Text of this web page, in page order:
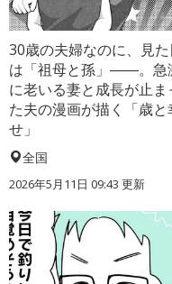
30歳の夫婦なのに、見た
は「祖母と孫」――。急
に老いる妻と成長が止ま
た夫の漫画が描く「歳と
せ」
全国
2026年5月11日 09:43 更新